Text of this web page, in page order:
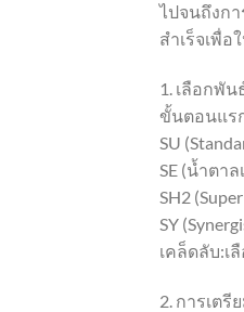
ไปจนถึงก
สำเร็จเพื่
1. เลือกพั
ขั้นตอนแร
SU
SE (น้ำตา
SH2
SY
เคล็ดลับ:เ
2. การเตรี